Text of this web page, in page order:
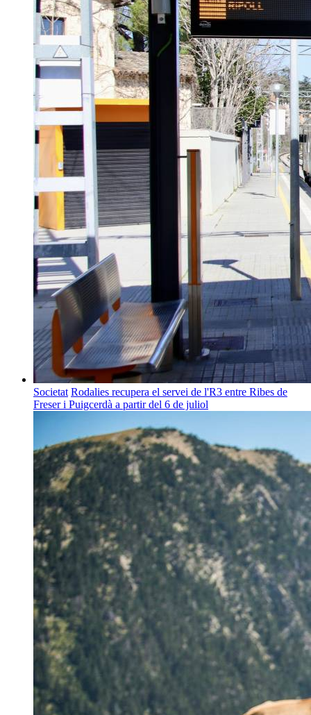
Societat Rodalies recupera el servei de l'R3 entre Ribes de
Freser i Puigcerdà a partir del 6 de juliol